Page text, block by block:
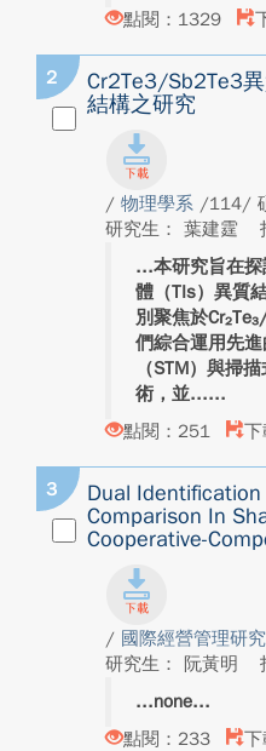
點閱：1329
2
Cr2Te3/Sb2Te3
結構之研究
/ 物理學系 /114/
研究生： 葉建霆
本研究旨在
體（TIs）異質
別聚焦於
們綜合運用先
（STM）與掃
術，並...
點閱：251
3
Dual
Comparison In
Cooperative-
/ 國際經營管理研
研究生： 阮黃明
none
點閱：233